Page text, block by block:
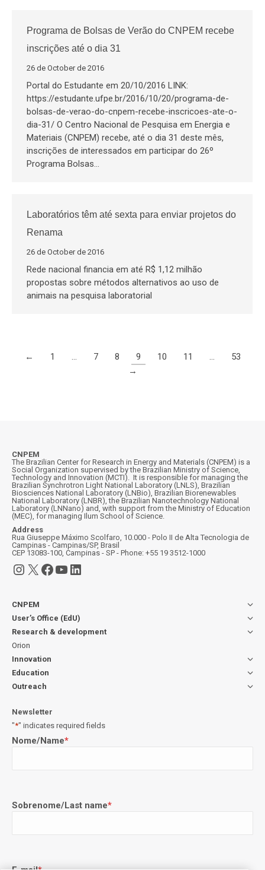
Programa de Bolsas de Verão do CNPEM recebe
inscrições até o dia 31
26 de October de 2016
Portal do Estudante em 20/10/2016 LINK:
https://estudante.ufpe.br/2016/10/20/programa-de-
bolsas-de-verao-do-cnpem-recebe-inscricoes-ate-o-
dia-31/ O Centro Nacional de Pesquisa em Energia e
Materiais (CNPEM) recebe, até o dia 31 deste mês,
inscrições de interessados em participar do 26º
Programa Bolsas…
Laboratórios têm até sexta para enviar projetos do
Renama
26 de October de 2016
Rede nacional financia em até R$ 1,12 milhão
propostas sobre métodos alternativos ao uso de
animais na pesquisa laboratorial
← 1 … 7 8 9 10 11 …
53
→
CNPEM
The Brazilian Center for Research in Energy and Materials (CNPEM) is a
Social Organization supervised by the Brazilian Ministry of Science,
Technology and Innovation (MCTI). It is responsible for managing the
Brazilian Synchrotron Light National Laboratory (LNLS), Brazilian
Biosciences National Laboratory (LNBio), Brazilian Biorenewables
National Laboratory (LNBR), the Brazilian Nanotechnology National
Laboratory (LNNano) and, with support from the Ministry of Education
(MEC), for managing Ilum School of Science.
Address
Rua Giuseppe Máximo Scolfaro, 10.000 - Polo II de Alta Tecnologia de
Campinas - Campinas/SP, Brasil
CEP 13083-100, Campinas - SP - Phone: +55 19 3512-1000
Instagram
X Facebook
YouTube
LinkedIn
CNPEM
User’s Office (EdU)
Research & development
Orion
Innovation
Education
Outreach
Newsletter
"*" indicates required fields
Nome/Name*
Sobrenome/Last name*